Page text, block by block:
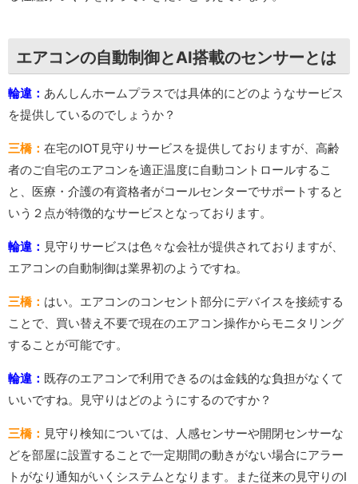
エアコンの自動制御とAI搭載のセンサーとは
輪違： あんしんホームプラスでは具体的にどのようなサービス
を提供しているのでしょうか？
三橋： 在宅のIOT見守りサービスを提供しておりますが、高齢
者のご自宅のエアコンを適正温度に自動コントロールするこ
と、医療・介護の有資格者がコールセンターでサポートすると
いう２点が特徴的なサービスとなっております。
輪違： 見守りサービスは色々な会社が提供されておりますが、
エアコンの自動制御は業界初のようですね。
三橋： はい。エアコンのコンセント部分にデバイスを接続する
ことで、買い替え不要で現在のエアコン操作からモニタリング
することが可能です。
輪違： 既存のエアコンで利用できるのは金銭的な負担がなくて
いいですね。見守りはどのようにするのですか？
三橋： 見守り検知については、人感センサーや開閉センサーな
どを部屋に設置することで一定期間の動きがない場合にアラー
トがなり通知がいくシステムとなります。また従来の見守りのI